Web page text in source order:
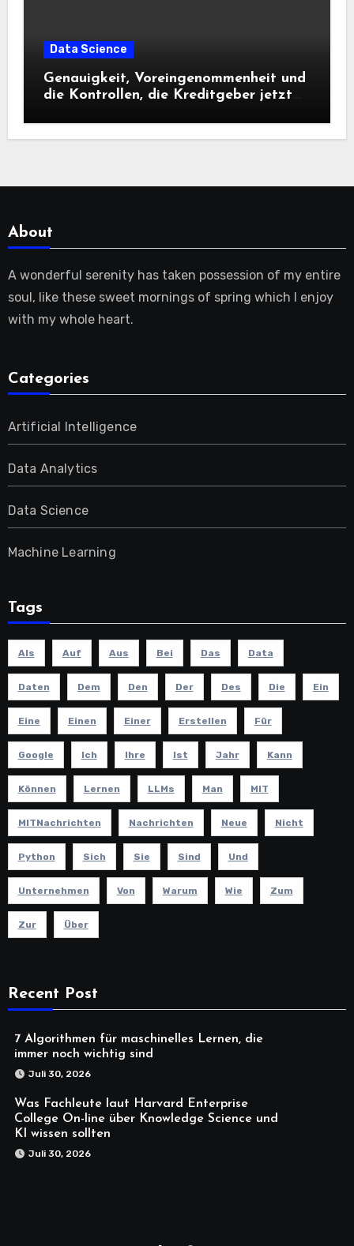
Data Science
Genauigkeit, Voreingenommenheit und
die Kontrollen, die Kreditgeber jetzt
About
A wonderful serenity has taken possession of my entire
soul, like these sweet mornings of spring which I enjoy
with my whole heart.
Categories
Artificial Intelligence
Data Analytics
Data Science
Machine Learning
Tags
Als Auf Aus Bei Das Data
Daten Dem Den Der Des Die Ein
Eine Einen Einer Erstellen Für
Google Ich Ihre Ist Jahr Kann
Können Lernen LLMs Man MIT
MITNachrichten Nachrichten Neue Nicht
Python Sich Sie Sind Und
Unternehmen Von Warum Wie Zum
Zur Über
Recent Post
7 Algorithmen für maschinelles Lernen, die
immer noch wichtig sind
Juli 30, 2026
Was Fachleute laut Harvard Enterprise
College On-line über Knowledge Science und
KI wissen sollten
Juli 30, 2026